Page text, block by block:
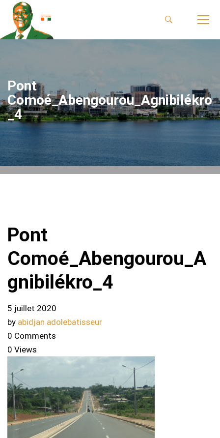
Pont
Comoé_Abengourou_Agnibilékro
_4
Pont
Comoé_Abengourou_A
gnibilékro_4
5 juillet 2020
by abidjan adolebatisseur
0 Comments
0 Views